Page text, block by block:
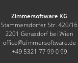
Zimmersoftware KG
Stammersdorfer Str. 420/16
2201 Gerasdorf bei Wien
office@zimmersoftware.de
+49 5321 77 99 0 99